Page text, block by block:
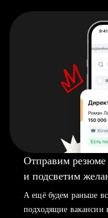
Отправим
и подсветим
А ещё будем раньше
подходящие вакансии